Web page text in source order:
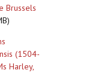
Brussels
(1504-
Harley,